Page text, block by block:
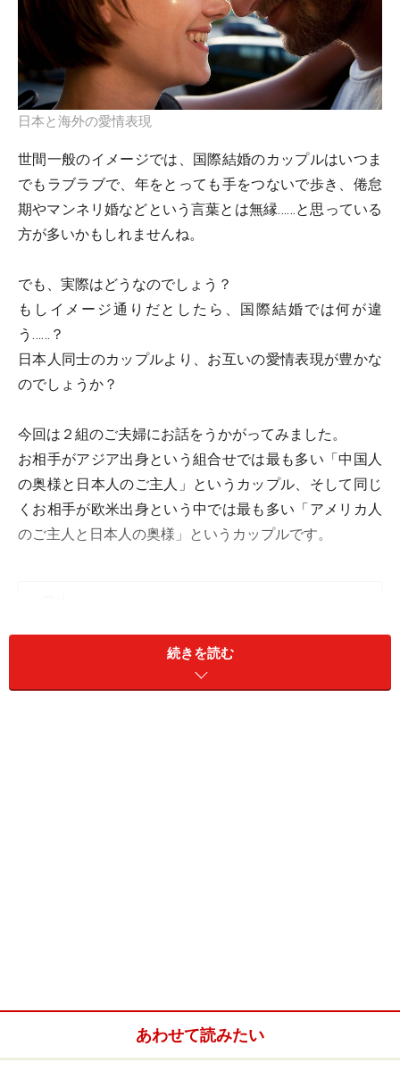
日本と海外の愛情表現
世間一般のイメージでは、国際結婚のカップルはいつま
でもラブラブで、年をとっても手をつないで歩き、倦怠
期やマンネリ婚などという言葉とは無縁……と思っている
方が多いかもしれませんね。
でも、実際はどうなのでしょう？
もしイメージ通りだとしたら、国際結婚では何が違
う……？
日本人同士のカップルより、お互いの愛情表現が豊かな
のでしょうか？
今回は２組のご夫婦にお話をうかがってみました。
お相手がアジア出身という組合せでは最も多い「中国人
の奥様と日本人のご主人」というカップル、そして同じ
くお相手が欧米出身という中では最も多い「アメリカ人
のご主人と日本人の奥様」というカップルです。
夫婦が歩調を合わせて子育て
より深い絆が…
続きを読む
あわせて読みたい